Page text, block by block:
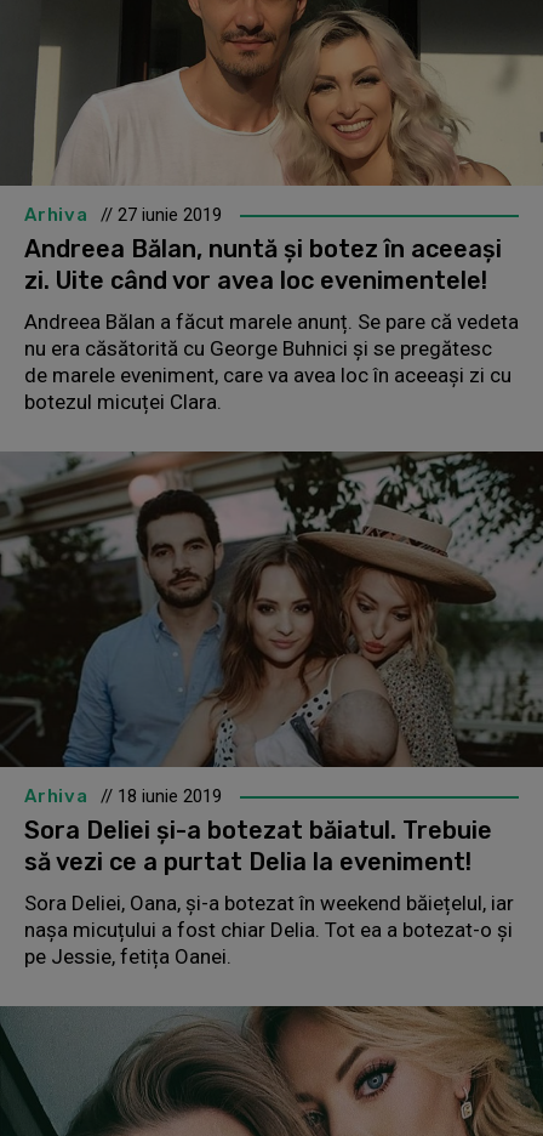
Arhiva // 27 iunie 2019
Andreea Bălan, nuntă și botez în aceeași
zi. Uite când vor avea loc evenimentele!
Andreea Bălan a făcut marele anunț. Se pare că vedeta
nu era căsătorită cu George Buhnici și se pregătesc
de marele eveniment, care va avea loc în aceeași zi cu
botezul micuței Clara.
Arhiva // 18 iunie 2019
Sora Deliei și-a botezat băiatul. Trebuie
să vezi ce a purtat Delia la eveniment!
Sora Deliei, Oana, și-a botezat în weekend băiețelul, iar
nașa micuțului a fost chiar Delia. Tot ea a botezat-o și
pe Jessie, fetița Oanei.